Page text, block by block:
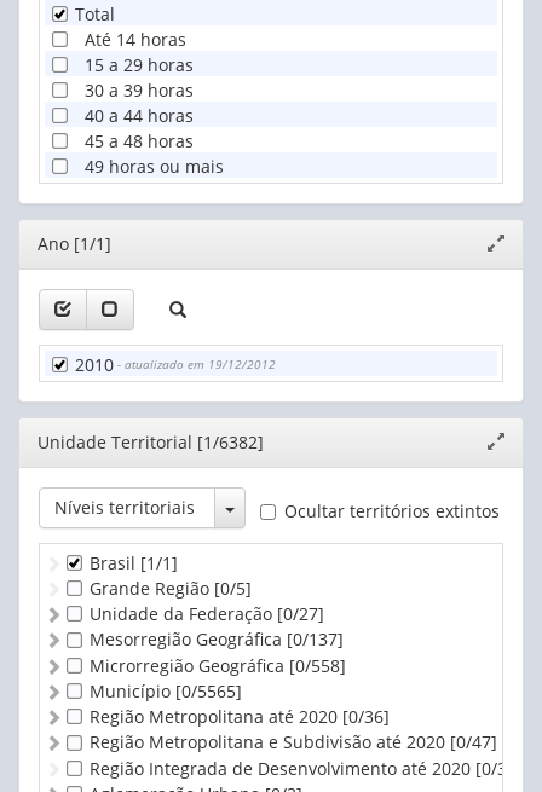
Total
Até 14 horas
15 a 29 horas
30 a 39 horas
40 a 44 horas
45 a 48 horas
49 horas ou mais
Editor
janela
Ano [1/1]
2010 - atualizado em 19/12/2012
Editor
janela
Unidade Territorial [1/6382]
Níveis territoriais Toggle Dropdown
Ocultar territórios extintos
Brasil [1/1]
Grande Região [0/5]
Unidade da Federação [0/27]
Mesorregião Geográfica [0/137]
Microrregião Geográfica [0/558]
Município [0/5565]
Região Metropolitana até 2020 [0/36]
Região Metropolitana e Subdivisão até 2020 [0/47]
Região Integrada de Desenvolvimento até 2020 [0/3]